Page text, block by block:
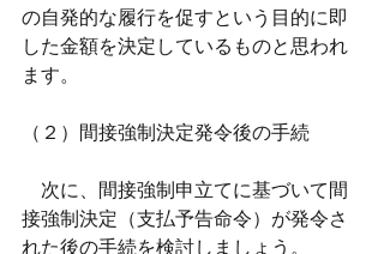
の自発的な履行を促すという目的に即
した金額を決定しているものと思われ
ます。
（２）間接強制決定発令後の手続
次に、間接強制申立てに基づいて間
接強制決定（支払予告命令）が発令さ
れた後の手続を検討しましょう。